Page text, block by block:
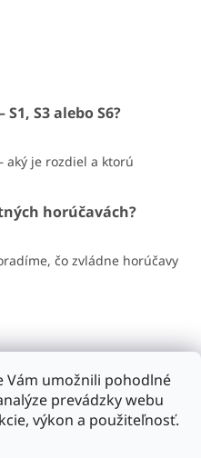
Vám umožnili pohodlné
prevádzky webu
výkon a použiteľnosť.
S3 alebo S6?
aký je rozdiel a ktorú
horúčavách?
čo zvládne horúčavy